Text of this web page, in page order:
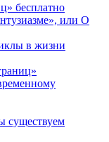
бесплатно
или О
в жизни
существуем